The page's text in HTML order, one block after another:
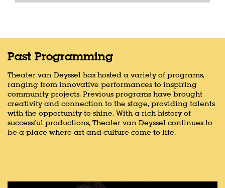
Past Programming
Theater van Deyssel has hosted a variety of programs,
ranging from innovative performances to inspiring
community projects. Previous programs have brought
creativity and connection to the stage, providing talents
with the opportunity to shine. With a rich history of
successful productions, Theater van Deyssel continues to
be a place where art and culture come to life.